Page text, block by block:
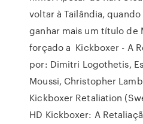
voltar à Tailândia,
ganhar mais um título de
forçado a Kickboxer - A
por: Dimitri Logothetis,
Moussi, Christopher
Kickboxer Retaliation
HD Kickboxer: A